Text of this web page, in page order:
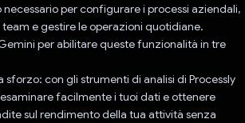
per configurare i processi aziendali,
e gestire le operazioni quotidiane.
per abilitare queste funzionalità in tre
sforzo: con gli strumenti di analisi di Processly
facilmente i tuoi dati e ottenere
sul rendimento della tua attività senza